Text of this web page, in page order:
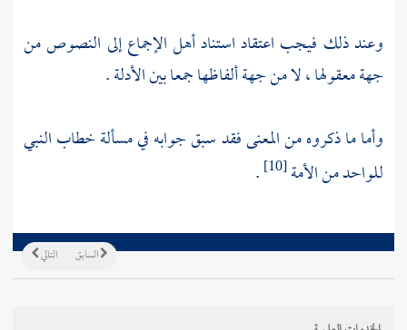
وعند ذلك فيجب اعتقاد استناد أهل الإجماع إلى النصوص من
جهة معقولها ، لا من جهة ألفاظها جمعا بين الأدلة .
وأما ما ذكروه من المعنى فقد سبق جوابه في مسألة خطاب النبي
للواحد من الأمة[10]
.
التالي السابق